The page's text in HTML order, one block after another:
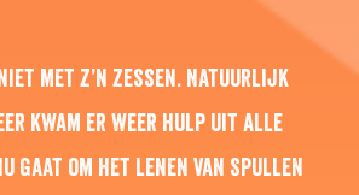
met z’n zessen. Natuurlijk
kwam er weer hulp uit alle
gaat om het lenen van spullen